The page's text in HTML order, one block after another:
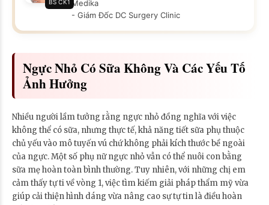
BS CK1 Medika
- Giám Đốc DC Surgery Clinic
Ngực Nhỏ Có Sữa Không Và Các Yếu Tố
Ảnh Hưởng
Nhiều người lầm tưởng rằng ngực nhỏ đồng nghĩa với việc
không thể có sữa, nhưng thực tế, khả năng tiết sữa phụ thuộc
chủ yếu vào mô tuyến vú chứ không phải kích thước bề ngoài
của ngực. Một số phụ nữ ngực nhỏ vẫn có thể nuôi con bằng
sữa mẹ hoàn toàn bình thường. Tuy nhiên, với những chị em
cảm thấy tự ti về vòng 1, việc tìm kiếm giải pháp thẩm mỹ vừa
giúp cải thiện hình dáng vừa nâng cao sự tự tin là điều hoàn